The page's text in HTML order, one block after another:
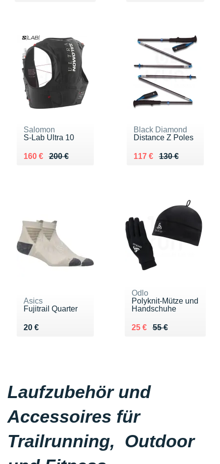
Salomon
S-Lab Ultra 10
200 €
Au lieu de 200 €
160 €
Vendu 160 €
Black Diamond
Distance Z Poles
130 €
Au lieu de 130 €
117 €
Vendu 117 €
Asics
Fujitrail Quarter
20 €
Vendu 20 €
Odlo
Polyknit-Mütze und
Handschuhe
55 €
Au lieu de 55 €
25 €
Vendu 25 €
Laufzubehör und
Accessoires für
Trailrunning, Outdoor